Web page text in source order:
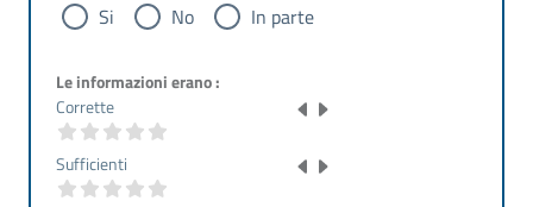
Si No In parte
Le informazioni erano :
Corrette
Sufficienti